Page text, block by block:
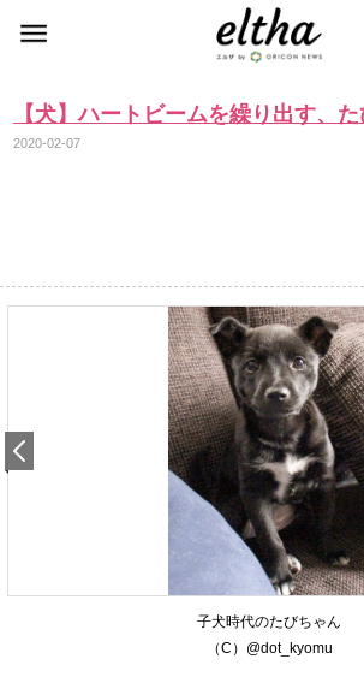
【犬】ハートビームを繰り出す、
2020-02-07
子犬時代のたびちゃん
（C）@dot_kyomu